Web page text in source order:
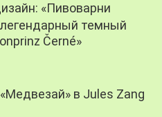
«Пивоварни
темный
Černé»
в Jules Zang